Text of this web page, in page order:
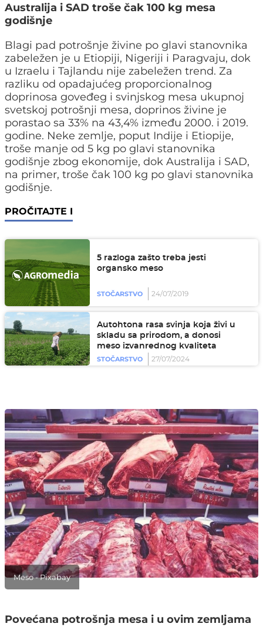
Australija i SAD troše čak 100 kg mesa
godišnje
Blagi pad potrošnje živine po glavi stanovnika
zabeležen je u Etiopiji, Nigeriji i Paragvaju, dok
u Izraelu i Tajlandu nije zabeležen trend. Za
razliku od opadajućeg proporcionalnog
doprinosa goveđeg i svinjskog mesa ukupnoj
svetskoj potrošnji mesa, doprinos živine je
porastao sa 33% na 43,4% između 2000. i 2019.
godine. Neke zemlje, poput Indije i Etiopije,
troše manje od 5 kg po glavi stanovnika
godišnje zbog ekonomije, dok Australija i SAD,
na primer, troše čak 100 kg po glavi stanovnika
godišnje.
PROČITAJTE I
5 razloga zašto treba jesti
organsko meso
STOČARSTVO 24/07/2019
Autohtona rasa svinja koja živi u
skladu sa prirodom, a donosi
meso izvanrednog kvaliteta
STOČARSTVO
27/07/2024
Meso - Pixabay
Povećana potrošnja mesa i u ovim zemljama